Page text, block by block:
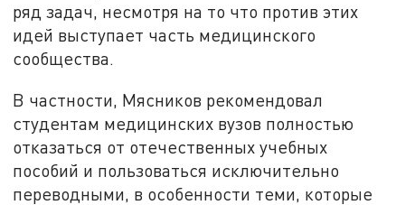
ряд задач, несмотря на то что против этих
идей выступает часть медицинского
сообщества.
В частности, Мясников рекомендовал
студентам медицинских вузов полностью
отказаться от отечественных учебных
пособий и пользоваться исключительно
переводными, в особенности теми, которые